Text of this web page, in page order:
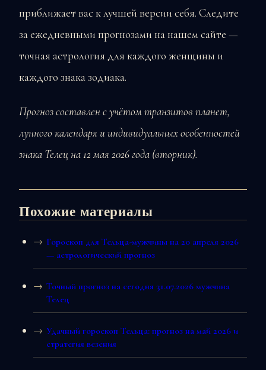
приближает вас к лучшей версии себя. Следите
за ежедневными прогнозами на нашем сайте —
точная астрология для каждого женщины и
каждого знака зодиака.
Прогноз составлен с учётом транзитов планет,
лунного календаря и индивидуальных особенностей
знака Телец на 12 мая 2026 года (вторник).
Похожие материалы
Гороскоп для Тельца-мужчины на 20 апреля 2026
— астрологический прогноз
Точный прогноз на сегодня 31.07.2026 мужчина
Телец
Удачный гороскоп Тельца: прогноз на май 2026 и
стратегия везения